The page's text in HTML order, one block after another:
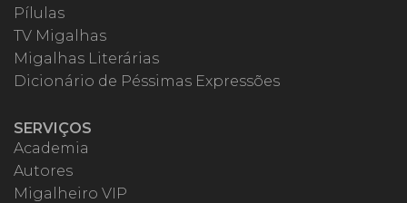
Pílulas
TV Migalhas
Migalhas Literárias
Dicionário de Péssimas Expressões
SERVIÇOS
Academia
Autores
Migalheiro VIP